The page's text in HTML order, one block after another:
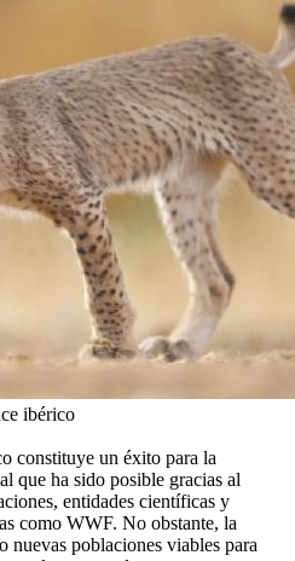
ibérico
constituye un éxito para la
que ha sido posible gracias al
entidades científicas y
como WWF. No obstante, la
nuevas poblaciones viables para